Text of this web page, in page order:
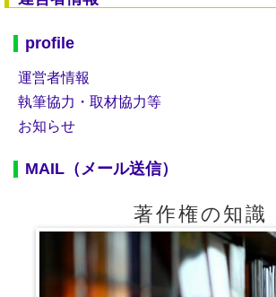
profile
運営者情報
執筆協力・取材協力等
お知らせ
MAIL（メール送信）
著作権の知識